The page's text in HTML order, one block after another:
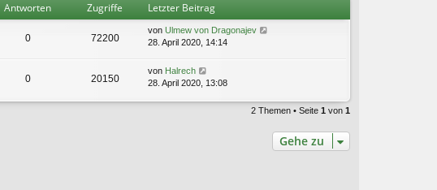
Antworten Zugriffe Letzter Beitrag
0 72200
von Ulmew von Dragonajev
28. April 2020, 14:14
0 20150
von Halrech
28. April 2020, 13:08
2 Themen • Seite 1 von 1
Gehe zu